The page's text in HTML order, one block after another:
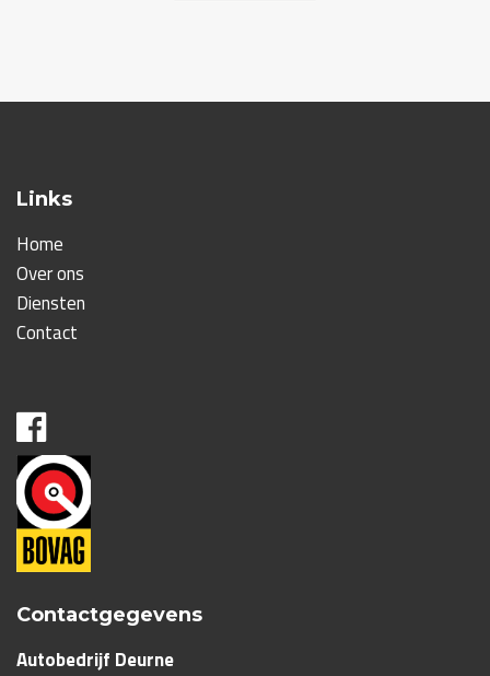
Links
Home
Over ons
Diensten
Contact
Contactgegevens
Autobedrijf Deurne